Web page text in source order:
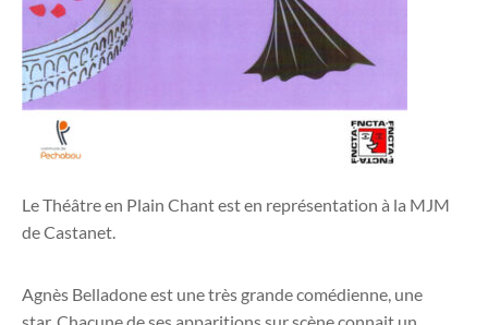
Le Théâtre en Plain Chant est en représentation à la MJM
de Castanet.
Agnès Belladone est une très grande comédienne, une
star. Chacune de ses apparitions sur scène connait un